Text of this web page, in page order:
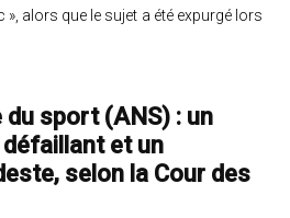
alors que le sujet a été expurgé lors
sport (ANS) : un
et un
selon la Cour des